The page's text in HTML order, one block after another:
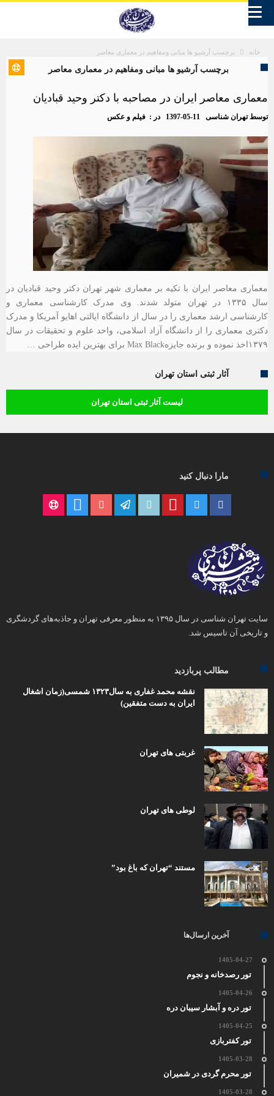
خانه برچسب آرشیو ها مبانی ومفاهیم در معماری معاصر
برچسب آرشیو ها مبانی ومفاهیم در معماری معاصر
معماری معاصر ایران در مصاحبه با دکتر وحید قبادیان
توسطتهران شناسی 1397-05-11 در : فیلم و عکس
معماری معاصر ایران با تکیه بر معماری شهر تهران دکتر وحید قبادیان در
سال ۱۳۳۵ در تهران متولد شدند. وی مدرک کارشناسی معماری و
کارشناسی ارشد معماری را در سال از دانشگاه ایالتی اهایو آمریکا و مدرک
دکتری معماری را از دانشگاه آزاد اسلامی، واحد علوم و تحقیقات در سال
۱۳۷۹اخذ نموده و برنده جایزهMax Black برای بهترین ایده طراحی …
آثار ثبتی استان تهران
لیست آثار ثبتی استان تهران
مارا دنبال کنید
سایت تهران شناسی در سال ۱۳۹۵ به منظور معرفی تهران و جاذبه‌های گردشگری
و تاریخی آن تاسیس شد.
مطالب پربازدید
نقشه محمد غفاری به سال۱۳۲۳ شمسی(زمان اشغال
ایران به دست متفقین)
غربتی های تهران
لوطی های تهران
مستند “تهران که باغ بود”
آخرین ارسال‌ها
1405-04-27
تور رصدخانه و نجوم
1405-04-26
تور دره و آبشار سیبان دره
1405-04-25
تور کفتربازی
1405-03-28
تور محرم گردی در شمیران
1405-03-28